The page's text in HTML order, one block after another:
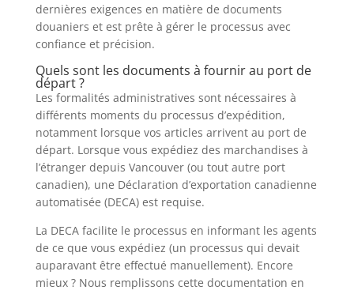
dernières exigences en matière de documents
douaniers et est prête à gérer le processus avec
confiance et précision.
Quels sont les documents à fournir au port de
départ ?
Les formalités administratives sont nécessaires à
différents moments du processus d’expédition,
notamment lorsque vos articles arrivent au port de
départ. Lorsque vous expédiez des marchandises à
l’étranger depuis Vancouver (ou tout autre port
canadien), une Déclaration d’exportation canadienne
automatisée (DECA) est requise.
La DECA facilite le processus en informant les agents
de ce que vous expédiez (un processus qui devait
auparavant être effectué manuellement). Encore
mieux ? Nous remplissons cette documentation en